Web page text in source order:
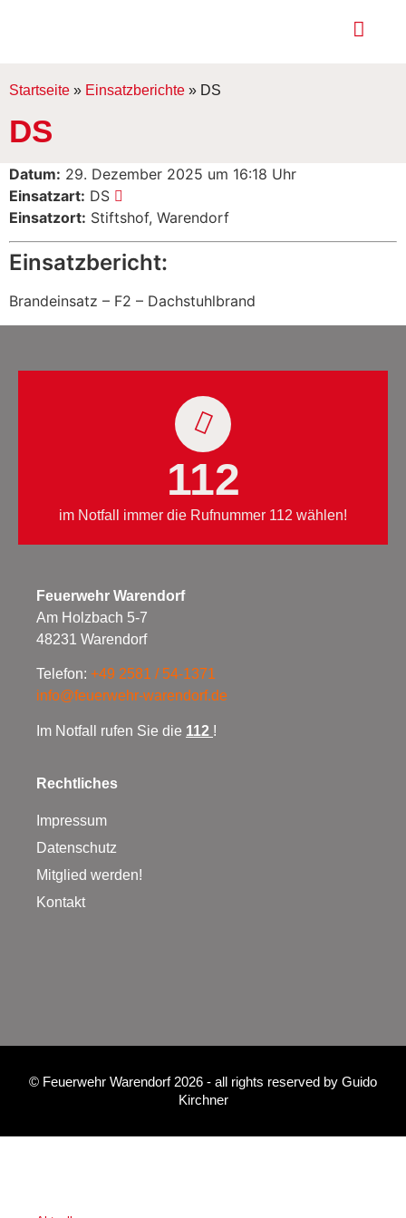
Startseite » Einsatzberichte » DS
DS
Datum: 29. Dezember 2025 um 16:18 Uhr
Einsatzart: DS
Einsatzort: Stiftshof, Warendorf
Einsatzbericht:
Brandeinsatz – F2 – Dachstuhlbrand
112
im Notfall immer die Rufnummer 112 wählen!
Feuerwehr Warendorf
Am Holzbach 5-7
48231 Warendorf
Telefon: +49 2581 / 54-1371
info@feuerwehr-warendorf.de
Im Notfall rufen Sie die 112 !
Rechtliches
Impressum
Datenschutz
Mitglied werden!
Kontakt
© Feuerwehr Warendorf 2026 - all rights reserved by Guido
Kirchner